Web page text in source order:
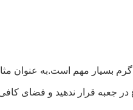
بسیار مهم است.به عنوان
در جعبه قرار ندهید و فضای